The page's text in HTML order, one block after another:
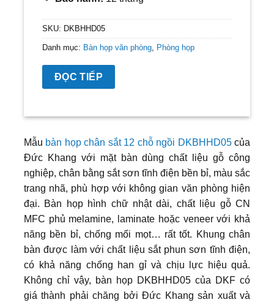
SKU: DKBHHD05
Danh mục: Bàn họp văn phòng, Phòng họp
ĐỌC TIẾP
Mẫu bàn họp chân sắt 12 chỗ ngồi DKBHHD05của
Đức Khang với mặt bàn dùng chất liệu gỗ công
nghiệp, chân bằng sắt sơn tĩnh điện bền bỉ, màu sắc
trang nhã, phù hợp với không gian văn phòng hiện
đại. Bàn họp hình chữ nhật dài, chất liệu gỗ CN
MFC phủ melamine, laminate hoặc veneer với khả
năng bền bỉ, chống mối mọt… rất tốt. Khung chân
bàn được làm với chất liệu sắt phun sơn tĩnh điện,
có khả năng chống han gỉ và chịu lực hiệu quả.
Không chỉ vậy, bàn họp DKBHHD05 của DKF có
giá thành phải chăng bởi Đức Khang sản xuất và